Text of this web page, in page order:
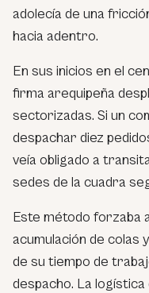
adolecía de una
hacia adentro.
En sus inicios en el
firma arequipeña
sectorizadas. Si un
despachar diez
veía obligado a
sedes de la cuadra
Este método forzaba
acumulación de colas
de su tiempo de
despacho. La